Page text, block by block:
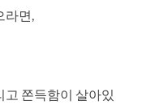
라면,
고 쫀득함이 살아있